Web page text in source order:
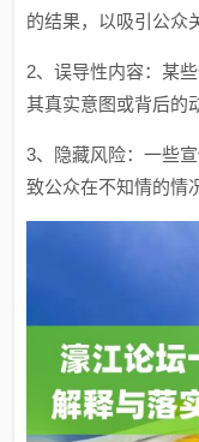
的结果，以吸引公众
2、误导性内容：某
其真实意图或背后的
3、隐藏风险：一些
致公众在不知情的情